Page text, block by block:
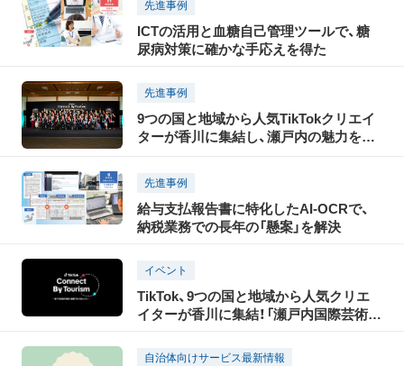
先進事例
ICTの活用と血糖自己管理ツールで、糖
尿病対策に確かな手応えを得た
先進事例
9つの国と地域から人気TikTokクリエイ
ターが香川に集結し、瀬戸内の魅力を
Connect By Tourism 〜瀬戸内の魅力発
信・裏瀬戸芸プロジェクト〜」開催レポー
ト（前編）
先進事例
給与支払報告書に特化したAI-OCRで、
納税業務での長年の「懸案」を解決
イベント
TikTok、9つの国と地域から人気クリエ
イターが香川に集結！「瀬戸内国際芸術祭
世界に発信する「TikTok Connect By
自治体向けサービス最新情報